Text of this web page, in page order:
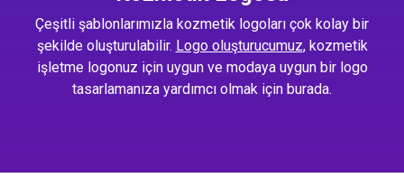
Çeşitli şablonlarımızla kozmetik logoları çok kolay bir
şekilde oluşturulabilir. Logo oluşturucumuz, kozmetik
işletme logonuz için uygun ve modaya uygun bir logo
tasarlamanıza yardımcı olmak için burada.